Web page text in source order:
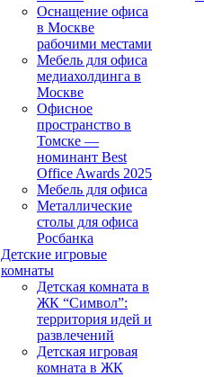
Оснащение офиса
в Москве
рабочими местами
Мебель для офиса
медиахолдинга в
Москве
Офисное
пространство в
Томске —
номинант Best
Office Awards 2025
Мебель для офиса
Металлические
столы для офиса
Росбанка
Детские игровые
комнаты
Детская комната в
ЖК “Символ”:
территория идей и
развлечений
Детская игровая
комната в ЖК